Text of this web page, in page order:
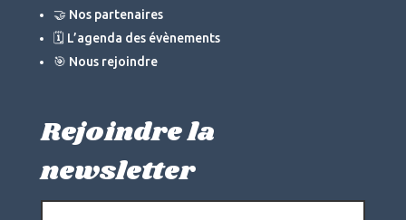
🤝 Nos partenaires
🗓 L’agenda des évènements
🎯 Nous rejoindre
Rejoindre la
newsletter